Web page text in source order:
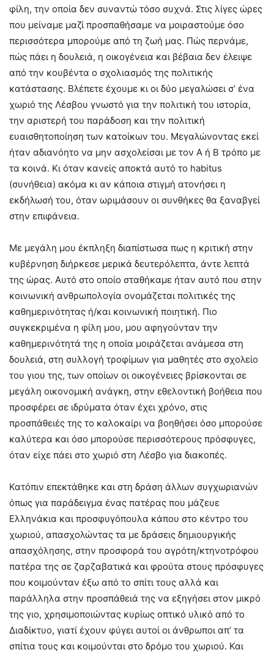
φίλη, την οποία δεν συναντώ τόσο συχνά. Στις λίγες ώρες
που μείναμε μαζί προσπαθήσαμε να μοιραστούμε όσο
περισσότερα μπορούμε από τη ζωή μας. Πώς περνάμε,
πώς πάει η δουλειά, η οικογένεια και βέβαια δεν έλειψε
από την κουβέντα ο σχολιασμός της πολιτικής
κατάστασης. Βλέπετε έχουμε κι οι δύο μεγαλώσει σ’ ένα
χωριό της Λέσβου γνωστό για την πολιτική του ιστορία,
την αριστερή του παράδοση και την πολιτική
ευαισθητοποίηση των κατοίκων του. Μεγαλώνοντας εκεί
ήταν αδιανόητο να μην ασχολείσαι με τον Α ή Β τρόπο με
τα κοινά. Κι όταν κανείς αποκτά αυτό το habitus
(συνήθεια) ακόμα κι αν κάποια στιγμή ατονήσει η
εκδήλωσή του, όταν ωριμάσουν οι συνθήκες θα ξαναβγεί
στην επιφάνεια.
Με μεγάλη μου έκπληξη διαπίστωσα πως η κριτική στην
κυβέρνηση διήρκεσε μερικά δευτερόλεπτα, άντε λεπτά
της ώρας. Αυτό στο οποίο σταθήκαμε ήταν αυτό που στην
κοινωνική ανθρωπολογία ονομάζεται πολιτικές της
καθημερινότητας ή/και κοινωνική ποιητική. Πιο
συγκεκριμένα η φίλη μου, μου αφηγούνταν την
καθημερινότητά της η οποία μοιράζεται ανάμεσα στη
δουλειά, στη συλλογή τροφίμων για μαθητές στο σχολείο
του γιου της, των οποίων οι οικογένειες βρίσκονται σε
μεγάλη οικονομική ανάγκη, στην εθελοντική βοήθεια που
προσφέρει σε ιδρύματα όταν έχει χρόνο, στις
προσπάθειές της το καλοκαίρι να βοηθήσει όσο μπορούσε
καλύτερα και όσο μπορούσε περισσότερους πρόσφυγες,
όταν είχε πάει στο χωριό στη Λέσβο για διακοπές.
Κατόπιν επεκτάθηκε και στη δράση άλλων συγχωριανών
όπως για παράδειγμα ένας πατέρας που μάζευε
Ελληνάκια και προσφυγόπουλα κάπου στο κέντρο του
χωριού, απασχολώντας τα με δράσεις δημιουργικής
απασχόλησης, στην προσφορά του αγρότη/κτηνοτρόφου
πατέρα της σε ζαρζαβατικά και φρούτα στους πρόσφυγες
που κοιμούνταν έξω από το σπίτι τους αλλά και
παράλληλα στην προσπάθειά της να εξηγήσει στον μικρό
της γιο, χρησιμοποιώντας κυρίως οπτικό υλικό από το
Διαδίκτυο, γιατί έχουν φύγει αυτοί οι άνθρωποι απ’ τα
σπίτια τους και κοιμούνται στο δρόμο του χωριού. Και